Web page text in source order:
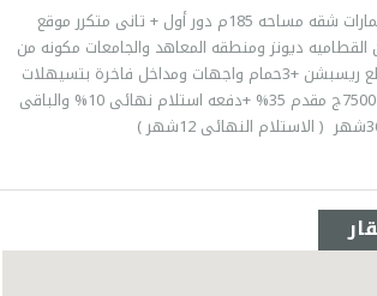
للبيع بالاندلس عمارات شقه مساحه 185م دور أول + تانى متكرر موقع
ديونز ومنطقه المعاهد والجامعات مكونه من
3غرف نوم +3قطع ريسبشن +3حمام واجهات ومداخل فاخرة بتسيهلات
للدفع سعر المتر 7500ج مقدم 35% +دفعه استلام نهائى 10% والباقى